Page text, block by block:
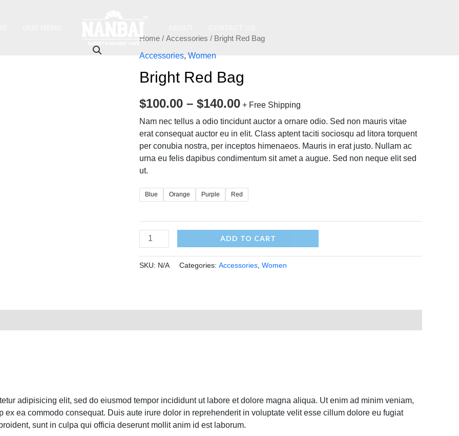
Home / Accessories / Bright Red Bag
Accessories, Women
Bright Red Bag
$100.00 – $140.00 + Free Shipping
Nam nec tellus a odio tincidunt auctor a ornare odio. Sed non mauris vitae
erat consequat auctor eu in elit. Class aptent taciti sociosqu ad litora torquent
per conubia nostra, per inceptos himenaeos. Mauris in erat justo. Nullam ac
urna eu felis dapibus condimentum sit amet a augue. Sed non neque elit sed
ut.
Blue Orange Purple Red
Bright
Red
quantity
ADD TO CART
SKU: N/A Categories: Accessories, Women
adipisicing elit, sed do eiusmod tempor incididunt ut labore et dolore magna aliqua. Ut enim ad minim veniam,
ea commodo consequat. Duis aute irure dolor in reprehenderit in voluptate velit esse cillum dolore eu fugiat
sunt in culpa qui officia deserunt mollit anim id est laborum.